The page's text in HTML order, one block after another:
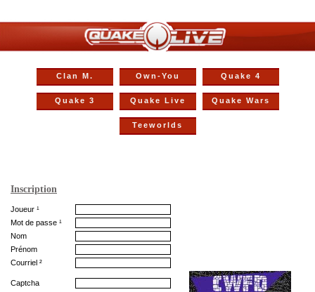
Clan M. Own-You Quake 4
Quake 3 Quake Live Quake Wars
Teeworlds
Inscription
Joueur ¹
Mot de passe ¹
Nom
Prénom
Courriel ²
Captcha